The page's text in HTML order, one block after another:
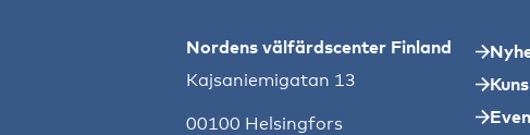
Nordens välfärdscenter Finland
Kajsaniemigatan 13
00100 Helsingfors